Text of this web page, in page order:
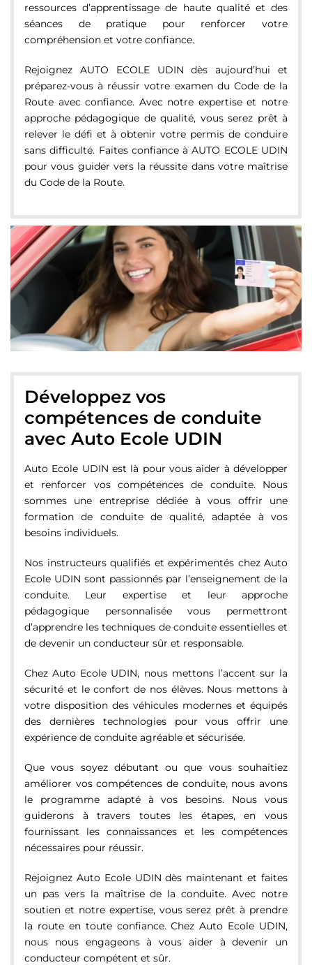
ressources d’apprentissage de haute qualité et des
séances de pratique pour renforcer votre
compréhension et votre confiance.
Rejoignez AUTO ECOLE UDIN dès aujourd’hui et
préparez-vous à réussir votre examen du Code de la
Route avec confiance. Avec notre expertise et notre
approche pédagogique de qualité, vous serez prêt à
relever le défi et à obtenir votre permis de conduire
sans difficulté. Faites confiance à AUTO ECOLE UDIN
pour vous guider vers la réussite dans votre maîtrise
du Code de la Route.
Développez vos
compétences de conduite
avec Auto Ecole UDIN
Auto Ecole UDIN est là pour vous aider à développer
et renforcer vos compétences de conduite. Nous
sommes une entreprise dédiée à vous offrir une
formation de conduite de qualité, adaptée à vos
besoins individuels.
Nos instructeurs qualifiés et expérimentés chez Auto
Ecole UDIN sont passionnés par l’enseignement de la
conduite. Leur expertise et leur approche
pédagogique personnalisée vous permettront
d’apprendre les techniques de conduite essentielles et
de devenir un conducteur sûr et responsable.
Chez Auto Ecole UDIN, nous mettons l’accent sur la
sécurité et le confort de nos élèves. Nous mettons à
votre disposition des véhicules modernes et équipés
des dernières technologies pour vous offrir une
expérience de conduite agréable et sécurisée.
Que vous soyez débutant ou que vous souhaitiez
améliorer vos compétences de conduite, nous avons
le programme adapté à vos besoins. Nous vous
guiderons à travers toutes les étapes, en vous
fournissant les connaissances et les compétences
nécessaires pour réussir.
Rejoignez Auto Ecole UDIN dès maintenant et faites
un pas vers la maîtrise de la conduite. Avec notre
soutien et notre expertise, vous serez prêt à prendre
la route en toute confiance. Chez Auto Ecole UDIN,
nous nous engageons à vous aider à devenir un
conducteur compétent et sûr.